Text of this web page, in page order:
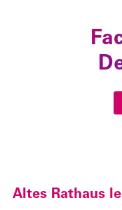
Altes Rathaus